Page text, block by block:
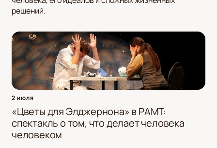
решений.
2 июля
«Цветы для Элджернона» в РАМТ:
спектакль о том, что делает человека
человеком